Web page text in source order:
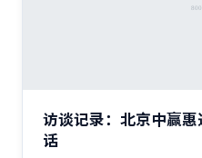
访谈记录：北京中赢
话